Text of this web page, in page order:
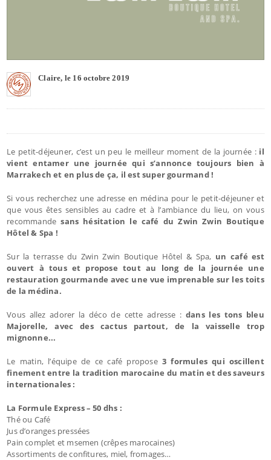
Claire, le 16 octobre 2019
Le petit-déjeuner, c’est un peu le meilleur moment de la journée :il
vient entamer une journée qui s’annonce toujours bien à
Marrakech et en plus de ça, il est super gourmand !
Si vous recherchez une adresse en médina pour le petit-déjeuner et
que vous êtes sensibles au cadre et à l’ambiance du lieu, on vous
recommandesans hésitation le café du Zwin Zwin Boutique
Hôtel & Spa !
Sur la terrasse du Zwin Zwin Boutique Hôtel & Spa, un café est
ouvert à tous et propose tout au long de la journée une
restauration gourmande avec une vue imprenable sur les toits
de la médina.
Vous allez adorer la déco de cette adresse : dans les tons bleu
Majorelle, avec des cactus partout, de la vaisselle trop
mignonne...
Le matin, l’équipe de ce café propose3 formules qui oscillent
finement entre la tradition marocaine du matin et des saveurs
internationales :
La Formule Express – 50 dhs :
Thé ou Café
Jus d’oranges pressées
Pain complet et msemen (crêpes marocaines)
Assortiments de confitures, miel, fromages…